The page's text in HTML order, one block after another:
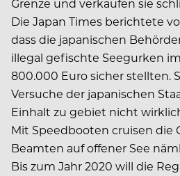
Grenze und verkaufen sie
Die Japan Times berichtete
dass die japanischen
illegal gefischte Seegurken
800.000 Euro sicher stellten.
Versuche der japanischen
Einhalt zu gebiet nicht
Mit Speedbooten cruisen die
Beamten auf offener See
Bis zum Jahr 2020 will die